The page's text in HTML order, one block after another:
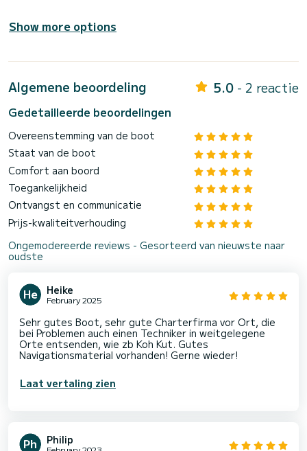
Show more options
Algemene beoordeling 5.0 - 2 reactie
Gedetailleerde beoordelingen
Overeenstemming van de boot
Staat van de boot
Comfort aan boord
Toegankelijkheid
Ontvangst en communicatie
Prijs-kwaliteitverhouding
Ongemodereerde reviews - Gesorteerd van nieuwste naar
oudste
Heike
February 2025
Sehr gutes Boot, sehr gute Charterfirma vor Ort, die
bei Problemen auch einen Techniker in weitgelegene
Orte entsenden, wie zb Koh Kut. Gutes
Navigationsmaterial vorhanden! Gerne wieder!
Laat vertaling zien
Philip